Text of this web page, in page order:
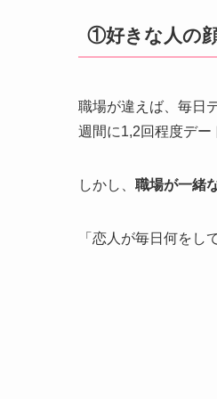
①好きな人の
職場が違えば、毎日
週間に1,2回程度デー
しかし、 職場が一緒
「恋人が毎日何をし